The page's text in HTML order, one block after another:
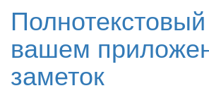
вашем
заметок